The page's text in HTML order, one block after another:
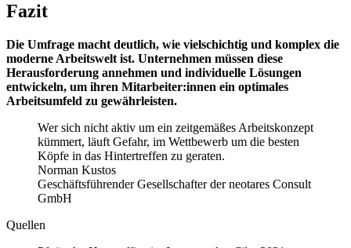
Fazit
Die Umfrage macht deutlich, wie vielschichtig und komplex die
moderne Arbeitswelt ist. Unternehmen müssen diese
Herausforderung annehmen und individuelle Lösungen
entwickeln, um ihren Mitarbeiter:innen ein optimales
Arbeitsumfeld zu gewährleisten.
Wer sich nicht aktiv um ein zeitgemäßes Arbeitskonzept
kümmert, läuft Gefahr, im Wettbewerb um die besten
Köpfe in das Hintertreffen zu geraten.
Norman Kustos
Geschäftsführender Gesellschafter der neotares Consult
GmbH
Quellen